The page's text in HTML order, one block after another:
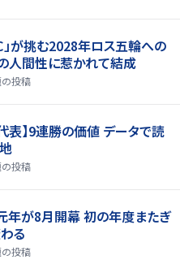
」が挑む2028年ロス五輪への
人間性に惹かれて結成
投稿
表】9連勝の価値 データで読
投稿
年が8月開幕 初の年度またぎ
る
投稿